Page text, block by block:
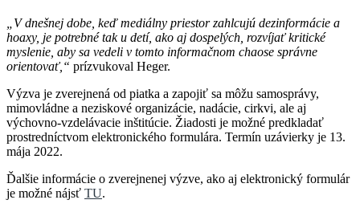
„V dnešnej dobe, keď mediálny priestor zahlcujú dezinformácie a
hoaxy, je potrebné tak u detí, ako aj dospelých, rozvíjať kritické
myslenie, aby sa vedeli v tomto informačnom chaose správne
orientovať,“ prízvukoval Heger.
Výzva je zverejnená od piatka a zapojiť sa môžu samosprávy,
mimovládne a neziskové organizácie, nadácie, cirkvi, ale aj
výchovno-vzdelávacie inštitúcie. Žiadosti je možné predkladať
prostredníctvom elektronického formulára. Termín uzávierky je 13.
mája 2022.
Ďalšie informácie o zverejnenej výzve, ako aj elektronický formulár
je možné nájsť TU.